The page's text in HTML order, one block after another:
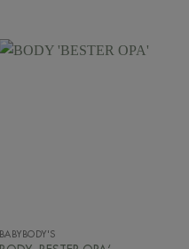
BABYBODY'S